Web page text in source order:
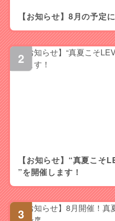
【お知らせ】8月の予定
【お知らせ】“真夏こそ
”を開催します！